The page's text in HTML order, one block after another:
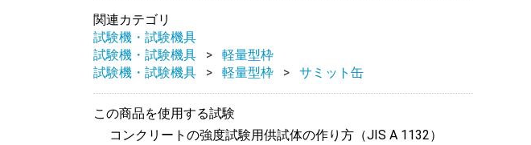
関連カテゴリ
試験機・試験機具
試験機・試験機具
軽量型枠
試験機・試験機具
軽量型枠 サミット缶
この商品を使用する試験
コンクリートの強度試験用供試体の作り方（JIS A 1132）